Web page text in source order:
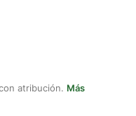
atribución. Más